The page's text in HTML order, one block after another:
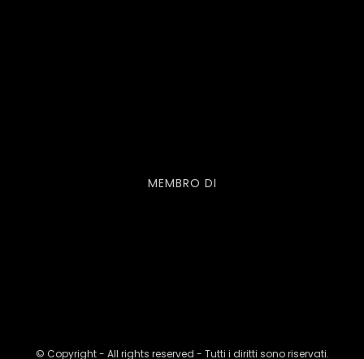
MEMBRO DI
© Copyright - All rights reserved - Tutti i diritti sono riservati.